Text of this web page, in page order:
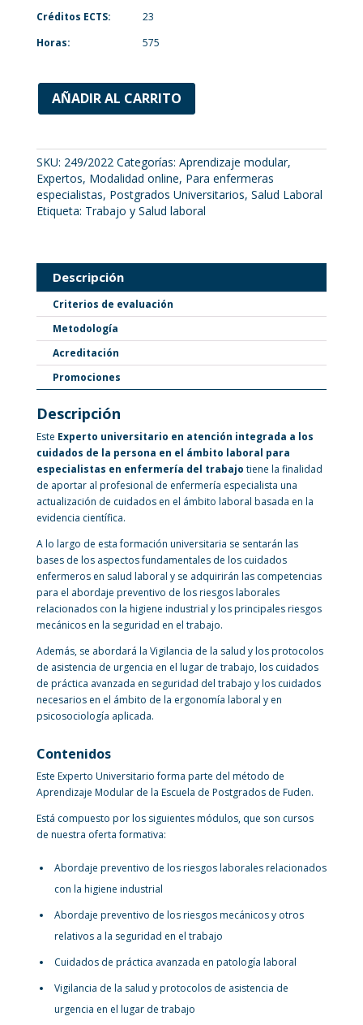
Créditos ECTS:
23
Horas:
575
AÑADIR AL CARRITO
SKU: 249/2022 Categorías: Aprendizaje modular,
Expertos, Modalidad online, Para enfermeras
especialistas, Postgrados Universitarios, Salud Laboral
Etiqueta: Trabajo y Salud laboral
Descripción
Criterios de evaluación
Metodología
Acreditación
Promociones
Descripción
Este Experto universitario en atención integrada a los
cuidados de la persona en el ámbito laboral para
especialistas en enfermería del trabajo tiene la finalidad
de aportar al profesional de enfermería especialista una
actualización de cuidados en el ámbito laboral basada en la
evidencia científica.
A lo largo de esta formación universitaria se sentarán las
bases de los aspectos fundamentales de los cuidados
enfermeros en salud laboral y se adquirirán las competencias
para el abordaje preventivo de los riesgos laborales
relacionados con la higiene industrial y los principales riesgos
mecánicos en la seguridad en el trabajo.
Además, se abordará la Vigilancia de la salud y los protocolos
de asistencia de urgencia en el lugar de trabajo, los cuidados
de práctica avanzada en seguridad del trabajo y los cuidados
necesarios en el ámbito de la ergonomía laboral y en
psicosociología aplicada.
Contenidos
Este Experto Universitario forma parte del método de
Aprendizaje Modular de la Escuela de Postgrados de Fuden.
Está compuesto por los siguientes módulos, que son cursos
de nuestra oferta formativa:
Abordaje preventivo de los riesgos laborales relacionados
con la higiene industrial
Abordaje preventivo de los riesgos mecánicos y otros
relativos a la seguridad en el trabajo
Cuidados de práctica avanzada en patología laboral
Vigilancia de la salud y protocolos de asistencia de
urgencia en el lugar de trabajo